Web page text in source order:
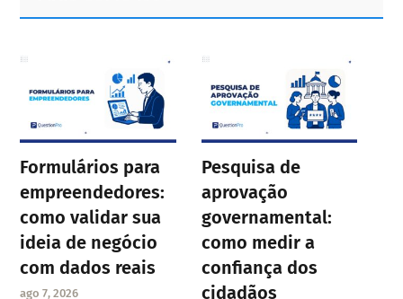
Sidebar
Formulários para
empreendedores:
como validar sua
ideia de negócio
com dados reais
ago 7, 2026
Pesquisa de
aprovação
governamental:
como medir a
confiança dos
cidadãos